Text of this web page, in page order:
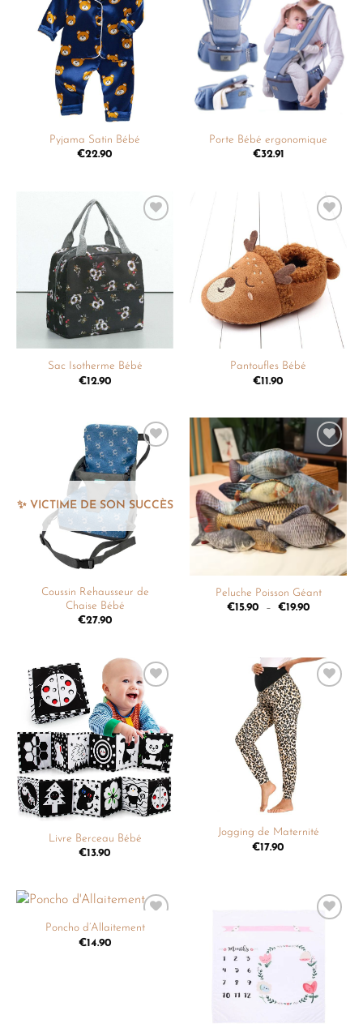
Ajouter
à la
liste de
Pyjama Satin Bébé
€22.90
Ajouter
à la
liste de
souhaits
Porte Bébé ergonomique
€32.91
liste de
souhaits
Sac Isotherme Bébé
€12.90
liste de
souhaits
Pantoufles Bébé
€11.90
Ajouter
liste de
souhaits
Coussin Rehausseur de
Chaise Bébé
€27.90
Ajouter
à la
liste de
souhaits
Peluche Poisson Géant
€15.90 – €19.90
Ajouter
à la
liste de
souhaits
Livre Berceau Bébé
€13.90
Jogging de Maternité
€17.90
Ajouter
Poncho d’Allaitement
€14.90
Ajouter
liste de
souhaits